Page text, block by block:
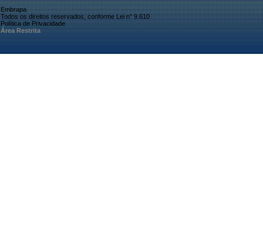
Embrapa
Todos os direitos reservados, conforme Lei n° 9.610
Política de Privacidade
Área Restrita